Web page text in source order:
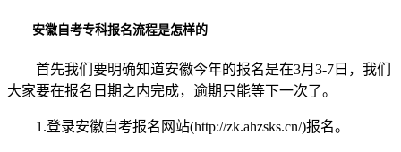
安徽自考专科报名流程是怎样的
首先我们要明确知道安徽今年的报名是在3月3-7日，我们
大家要在报名日期之内完成，逾期只能等下一次了。
1.登录安徽自考报名网站(http://zk.ahzsks.cn/)报名。